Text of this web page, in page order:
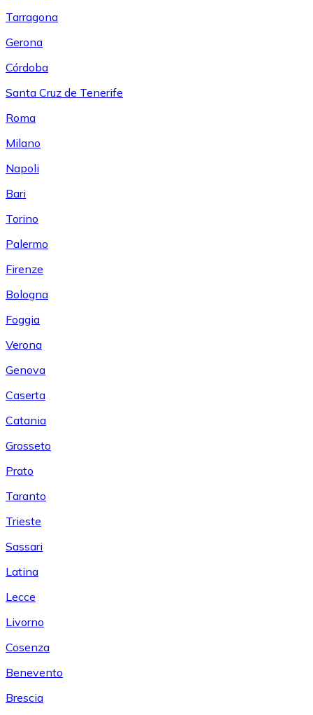
Tarragona
Gerona
Córdoba
Santa Cruz de Tenerife
Roma
Milano
Napoli
Bari
Torino
Palermo
Firenze
Bologna
Foggia
Verona
Genova
Caserta
Catania
Grosseto
Prato
Taranto
Trieste
Sassari
Latina
Lecce
Livorno
Cosenza
Benevento
Brescia